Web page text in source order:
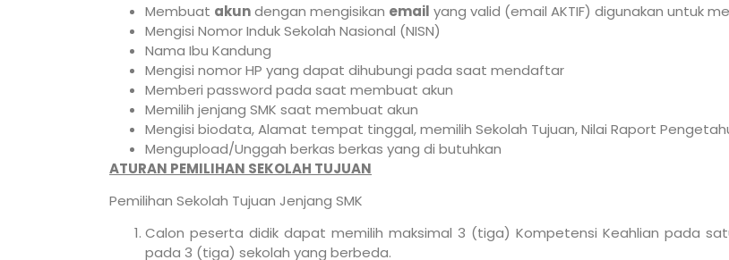
Membuat akundengan mengisikan email yang valid (email AKTIF) digunakan untuk
Mengisi Nomor Induk Sekolah Nasional (NISN)
Nama Ibu Kandung
Mengisi nomor HP yang dapat dihubungi pada saat mendaftar
Memberi password pada saat membuat akun
Memilih jenjang SMK saat membuat akun
Mengisi biodata, Alamat tempat tinggal, memilih Sekolah Tujuan, Nilai Raport
Mengupload/Unggah berkas berkas yang di butuhkan
ATURAN PEMILIHAN SEKOLAH TUJUAN
Pemilihan Sekolah Tujuan Jenjang SMK
Calon peserta didik dapat memilih maksimal 3 (tiga) Kompetensi Keahlian pada
pada 3 (tiga) sekolah yang berbeda.